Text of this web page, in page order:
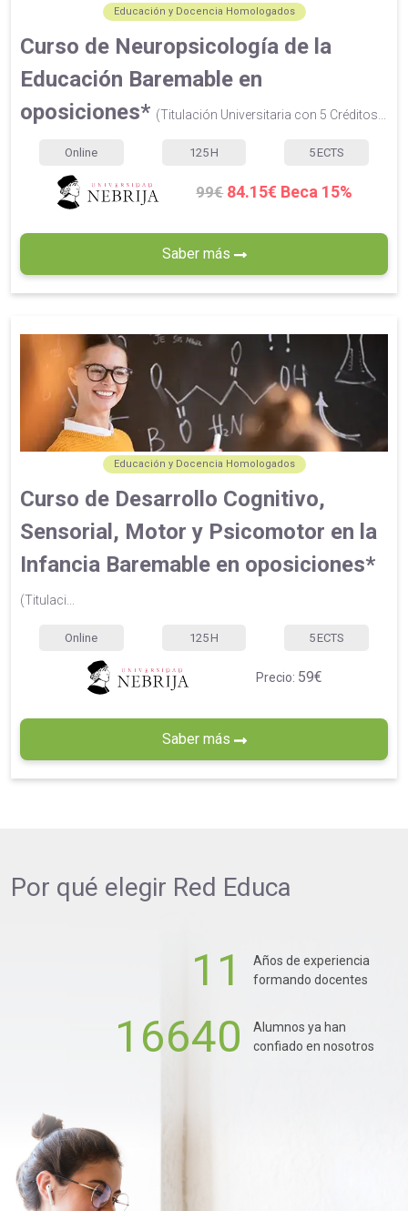
Educación y Docencia Homologados
Curso de Neuropsicología de la
Educación Baremable en
oposiciones* (Titulación Universitaria con 5 Créditos...
Online 125 H 5 ECTS
99€ 84.15€ Beca 15%
Saber más
Educación y Docencia Homologados
Curso de Desarrollo Cognitivo,
Sensorial, Motor y Psicomotor en la
Infancia Baremable en oposiciones*
(Titulaci...
Online 125 H 5 ECTS
Precio: 59€
Saber más
Por qué elegir Red Educa
11
Años de experiencia
formando docentes
16640
Alumnos ya han
confiado en nosotros